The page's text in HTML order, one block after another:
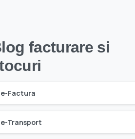
facturare si
e-Factura
e-Transport